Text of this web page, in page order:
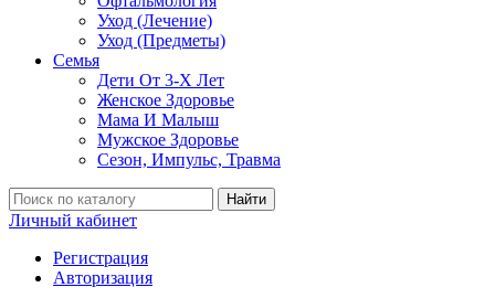
Уход (Лечение)
Уход (Предметы)
Семья
Дети От 3-Х Лет
Женское Здоровье
Мама И Малыш
Мужское Здоровье
Сезон, Импульс, Травма
Найти
Личный кабинет
Регистрация
Авторизация